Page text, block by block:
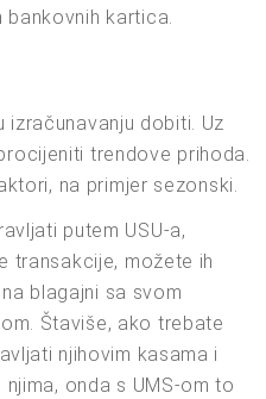
bankovnih kartica.
dobiti. Uz
trendove prihoda.
na primjer sezonski.
putem USU-a,
transakcije, možete ih
blagajni sa svom
Štaviše, ako trebate
njihovim kasama i
onda s UMS-om to